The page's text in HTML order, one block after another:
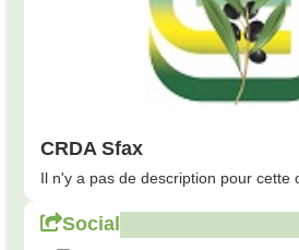
CRDA Sfax
Il n'y a pas de description pour cette
Social